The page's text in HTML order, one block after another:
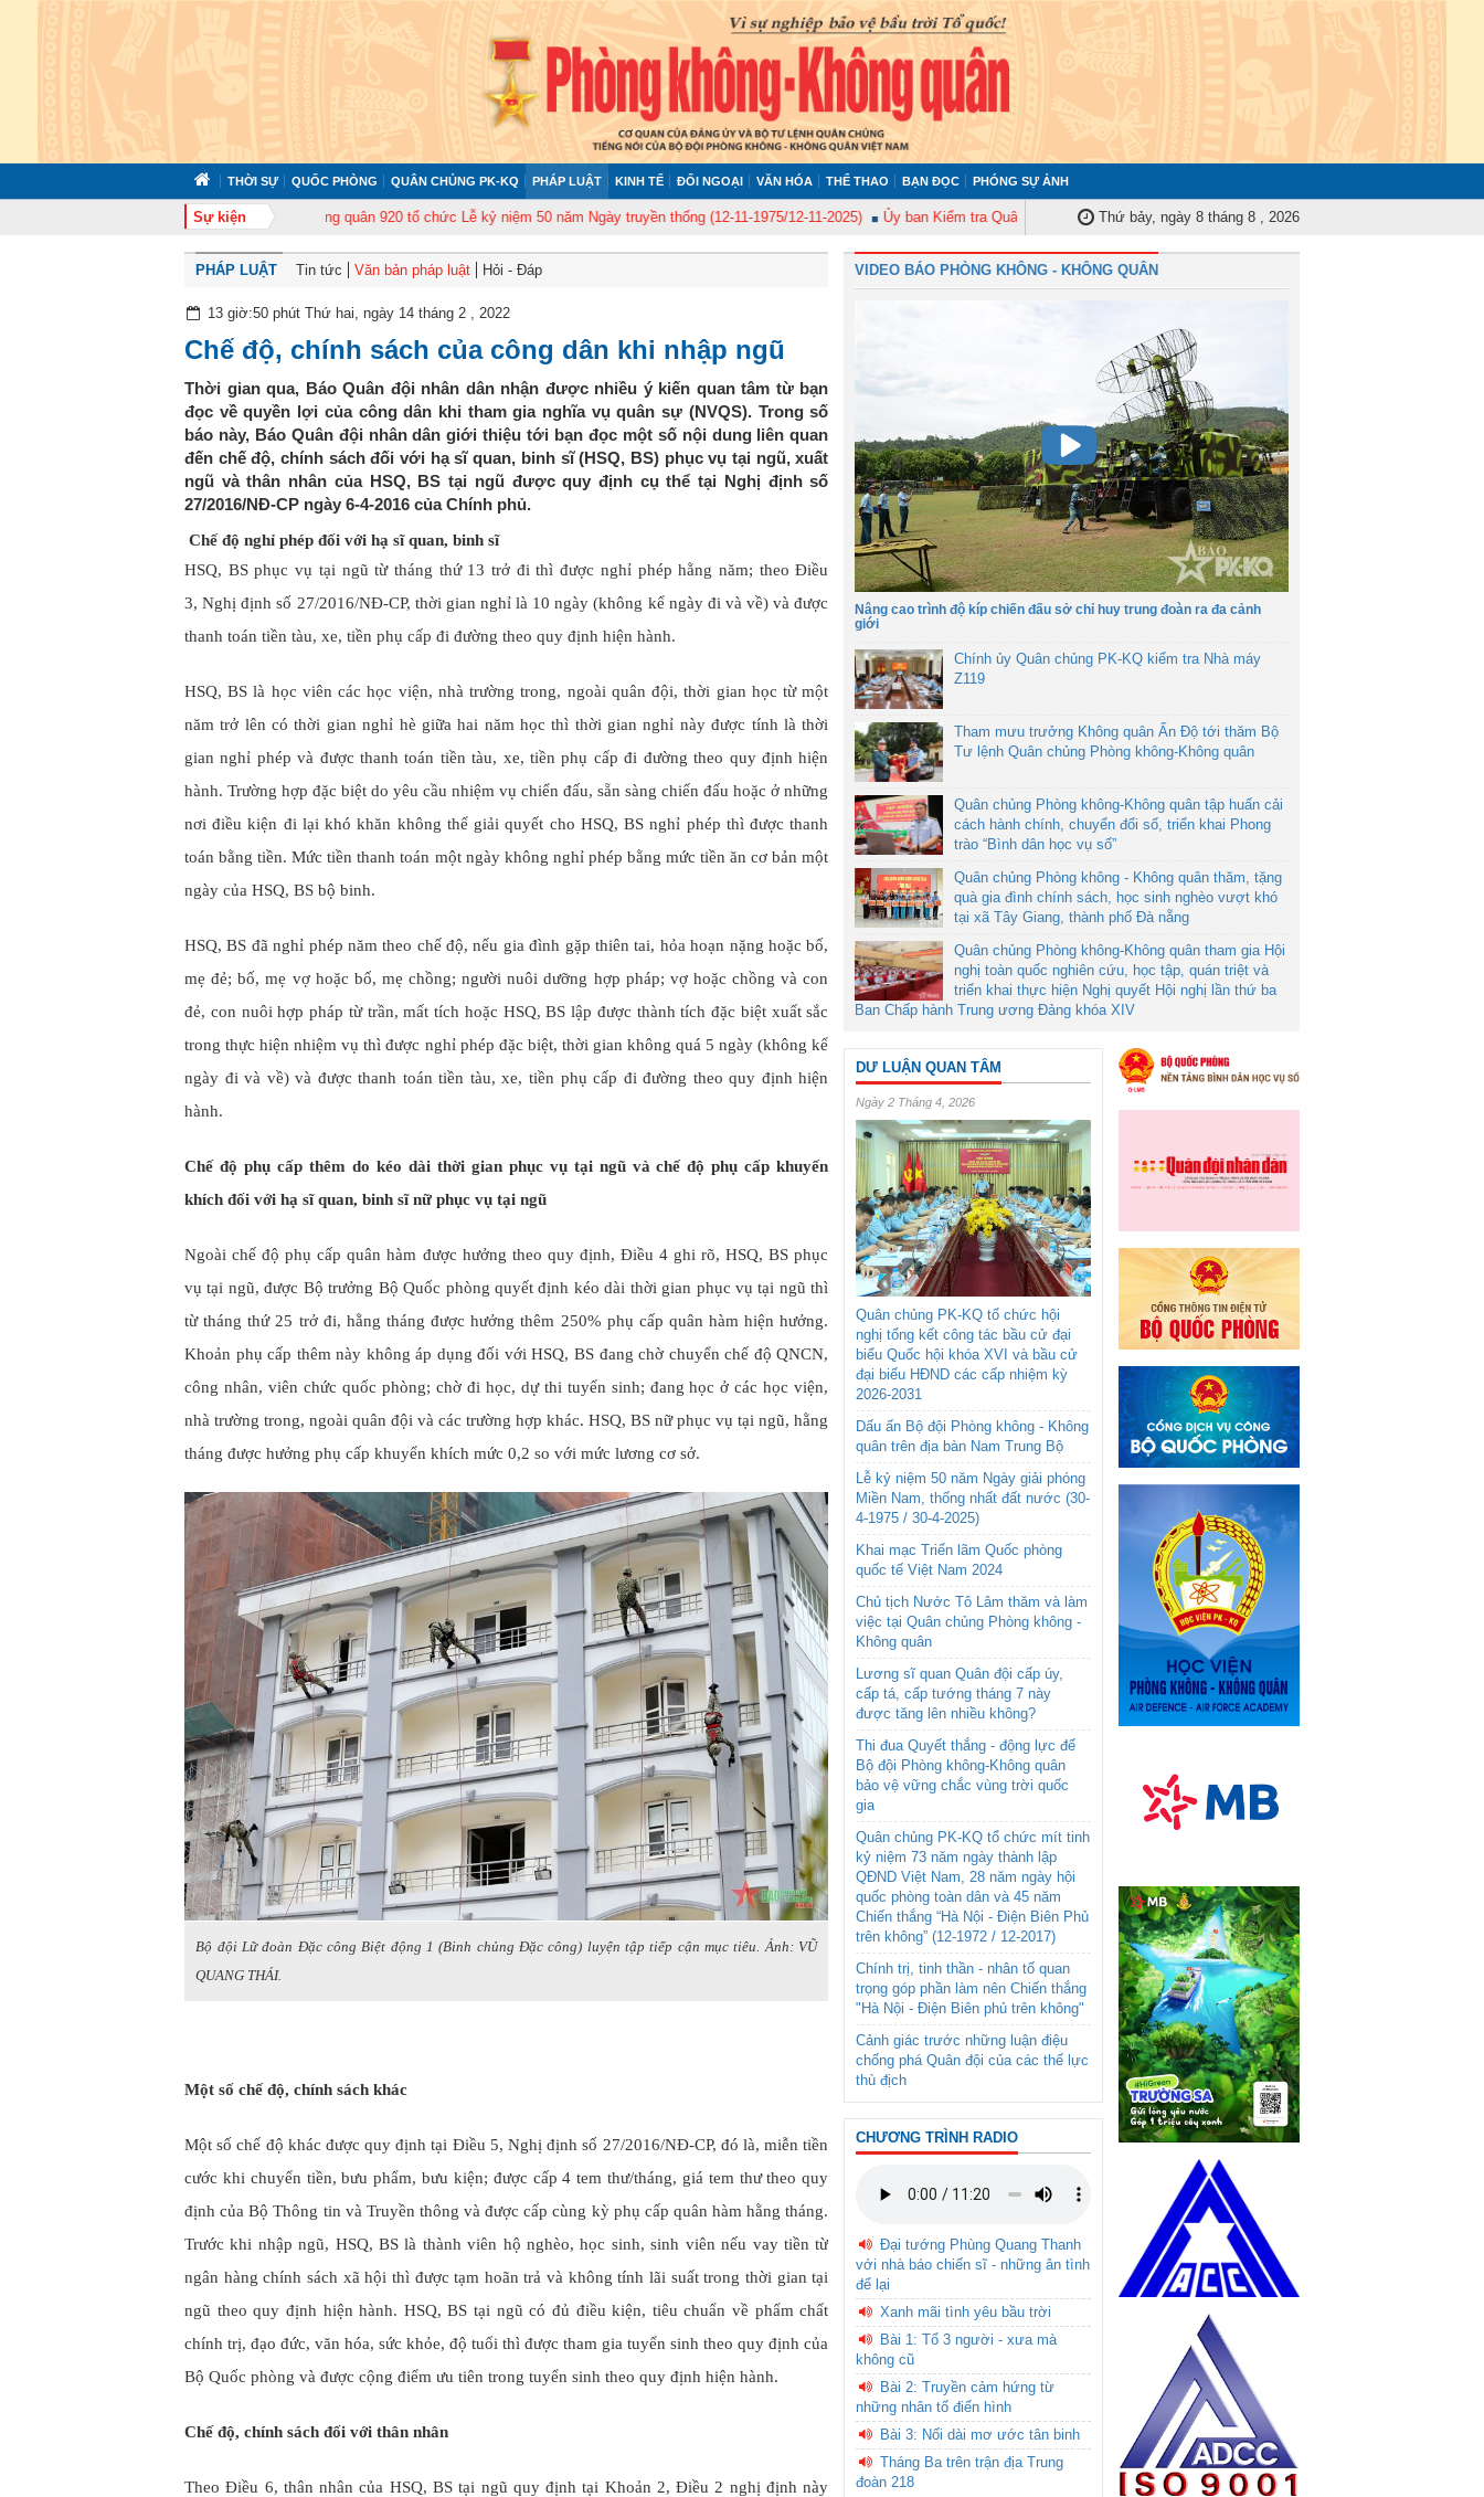
THỜI SỰ QUỐC PHÒNG QUÂN CHỦNG PK-KQ PHÁP LUẬT KINH TẾ ĐỐI NGOẠI VĂN HÓA THỂ THAO BẠN ĐỌC PHÓNG SỰ ẢNH
Sự kiện
Trung đoàn Không quân 920 tổ chức Lễ kỷ niệm 50 năm Ngày truyền thống (12-11-1975/12-11-2025) Ủy ban Kiểm tra Quân ủy Trung ương tập huấn nghiệp vụ công tác kiểm tra, giám sát năm 2025
Thứ bảy, ngày 8 tháng 8 , 2026
PHÁP LUẬT Tin tức Văn bản pháp luật Hỏi - Đáp
13 giờ:50 phút Thứ hai, ngày 14 tháng 2 , 2022
Chế độ, chính sách của công dân khi nhập ngũ
Thời gian qua, Báo Quân đội nhân dân nhận được nhiều ý kiến quan tâm từ bạn
đọc về quyền lợi của công dân khi tham gia nghĩa vụ quân sự (NVQS). Trong số
báo này, Báo Quân đội nhân dân giới thiệu tới bạn đọc một số nội dung liên quan
đến chế độ, chính sách đối với hạ sĩ quan, binh sĩ (HSQ, BS) phục vụ tại ngũ, xuất
ngũ và thân nhân của HSQ, BS tại ngũ được quy định cụ thể tại Nghị định số
27/2016/NĐ-CP ngày 6-4-2016 của Chính phủ.
Chế độ nghỉ phép đối với hạ sĩ quan, binh sĩ
HSQ, BS phục vụ tại ngũ từ tháng thứ 13 trở đi thì được nghỉ phép hằng năm; theo Điều
3, Nghị định số 27/2016/NĐ-CP, thời gian nghỉ là 10 ngày (không kể ngày đi và về) và được
thanh toán tiền tàu, xe, tiền phụ cấp đi đường theo quy định hiện hành.
HSQ, BS là học viên các học viện, nhà trường trong, ngoài quân đội, thời gian học từ một
năm trở lên có thời gian nghỉ hè giữa hai năm học thì thời gian nghỉ này được tính là thời
gian nghỉ phép và được thanh toán tiền tàu, xe, tiền phụ cấp đi đường theo quy định hiện
hành. Trường hợp đặc biệt do yêu cầu nhiệm vụ chiến đấu, sẵn sàng chiến đấu hoặc ở những
nơi điều kiện đi lại khó khăn không thể giải quyết cho HSQ, BS nghỉ phép thì được thanh
toán bằng tiền. Mức tiền thanh toán một ngày không nghỉ phép bằng mức tiền ăn cơ bản một
ngày của HSQ, BS bộ binh.
HSQ, BS đã nghỉ phép năm theo chế độ, nếu gia đình gặp thiên tai, hỏa hoạn nặng hoặc bố,
mẹ đẻ; bố, mẹ vợ hoặc bố, mẹ chồng; người nuôi dưỡng hợp pháp; vợ hoặc chồng và con
đẻ, con nuôi hợp pháp từ trần, mất tích hoặc HSQ, BS lập được thành tích đặc biệt xuất sắc
trong thực hiện nhiệm vụ thì được nghỉ phép đặc biệt, thời gian không quá 5 ngày (không kể
ngày đi và về) và được thanh toán tiền tàu, xe, tiền phụ cấp đi đường theo quy định hiện
hành.
Chế độ phụ cấp thêm do kéo dài thời gian phục vụ tại ngũ và chế độ phụ cấp khuyến
khích đối với hạ sĩ quan, binh sĩ nữ phục vụ tại ngũ
Ngoài chế độ phụ cấp quân hàm được hưởng theo quy định, Điều 4 ghi rõ, HSQ, BS phục
vụ tại ngũ, được Bộ trưởng Bộ Quốc phòng quyết định kéo dài thời gian phục vụ tại ngũ thì
từ tháng thứ 25 trở đi, hằng tháng được hưởng thêm 250% phụ cấp quân hàm hiện hưởng.
Khoản phụ cấp thêm này không áp dụng đối với HSQ, BS đang chờ chuyển chế độ QNCN,
công nhân, viên chức quốc phòng; chờ đi học, dự thi tuyển sinh; đang học ở các học viện,
nhà trường trong, ngoài quân đội và các trường hợp khác. HSQ, BS nữ phục vụ tại ngũ, hằng
tháng được hưởng phụ cấp khuyến khích mức 0,2 so với mức lương cơ sở.
Bộ đội Lữ đoàn Đặc công Biệt động 1 (Binh chủng Đặc công) luyện tập tiếp cận mục tiêu. Ảnh: VŨ
QUANG THÁI.
Một số chế độ, chính sách khác
Một số chế độ khác được quy định tại Điều 5, Nghị định số 27/2016/NĐ-CP, đó là, miễn tiền
cước khi chuyển tiền, bưu phẩm, bưu kiện; được cấp 4 tem thư/tháng, giá tem thư theo quy
định của Bộ Thông tin và Truyền thông và được cấp cùng kỳ phụ cấp quân hàm hằng tháng.
Trước khi nhập ngũ, HSQ, BS là thành viên hộ nghèo, học sinh, sinh viên nếu vay tiền từ
ngân hàng chính sách xã hội thì được tạm hoãn trả và không tính lãi suất trong thời gian tại
ngũ theo quy định hiện hành. HSQ, BS tại ngũ có đủ điều kiện, tiêu chuẩn về phẩm chất
chính trị, đạo đức, văn hóa, sức khỏe, độ tuổi thì được tham gia tuyển sinh theo quy định của
Bộ Quốc phòng và được cộng điểm ưu tiên trong tuyển sinh theo quy định hiện hành.
Chế độ, chính sách đối với thân nhân
Theo Điều 6, thân nhân của HSQ, BS tại ngũ quy định tại Khoản 2, Điều 2 nghị định này
VIDEO BÁO PHÒNG KHÔNG - KHÔNG QUÂN
Nâng cao trình độ kíp chiến đấu sở chỉ huy trung đoàn ra đa cảnh
giới
Chính ủy Quân chủng PK-KQ kiểm tra Nhà máy
Z119
Tham mưu trưởng Không quân Ấn Độ tới thăm Bộ
Tư lệnh Quân chủng Phòng không-Không quân
Quân chủng Phòng không-Không quân tập huấn cải
cách hành chính, chuyển đổi số, triển khai Phong
trào “Bình dân học vụ số”
Quân chủng Phòng không - Không quân thăm, tặng
quà gia đình chính sách, học sinh nghèo vượt khó
tại xã Tây Giang, thành phố Đà nẵng
Quân chủng Phòng không-Không quân tham gia Hội
nghị toàn quốc nghiên cứu, học tập, quán triệt và
triển khai thực hiện Nghị quyết Hội nghị lần thứ ba
Ban Chấp hành Trung ương Đảng khóa XIV
DƯ LUẬN QUAN TÂM
Ngày 2 Tháng 4, 2026
Quân chủng PK-KQ tổ chức hội
nghị tổng kết công tác bầu cử đại
biểu Quốc hội khóa XVI và bầu cử
đại biểu HĐND các cấp nhiệm kỳ
2026-2031
Dấu ấn Bộ đội Phòng không - Không
quân trên địa bàn Nam Trung Bộ
Lễ kỷ niệm 50 năm Ngày giải phóng
Miền Nam, thống nhất đất nước (30-
4-1975 / 30-4-2025)
Khai mạc Triển lãm Quốc phòng
quốc tế Việt Nam 2024
Chủ tịch Nước Tô Lâm thăm và làm
việc tại Quân chủng Phòng không -
Không quân
Lương sĩ quan Quân đội cấp úy,
cấp tá, cấp tướng tháng 7 này
được tăng lên nhiều không?
Thi đua Quyết thắng - động lực để
Bộ đội Phòng không-Không quân
bảo vệ vững chắc vùng trời quốc
gia
Quân chủng PK-KQ tổ chức mít tinh
kỷ niệm 73 năm ngày thành lập
QĐND Việt Nam, 28 năm ngày hội
quốc phòng toàn dân và 45 năm
Chiến thắng “Hà Nội - Điện Biên Phủ
trên không” (12-1972 / 12-2017)
Chính trị, tinh thần - nhân tố quan
trọng góp phần làm nên Chiến thắng
"Hà Nội - Điện Biên phủ trên không"
Cảnh giác trước những luận điệu
chống phá Quân đội của các thế lực
thù địch
CHƯƠNG TRÌNH RADIO
Đại tướng Phùng Quang Thanh
với nhà báo chiến sĩ - những ân tình
để lại
Xanh mãi tình yêu bầu trời
Bài 1: Tổ 3 người - xưa mà
không cũ
Bài 2: Truyền cảm hứng từ
những nhân tố điển hình
Bài 3: Nối dài mơ ước tân binh
Tháng Ba trên trận địa Trung
đoàn 218